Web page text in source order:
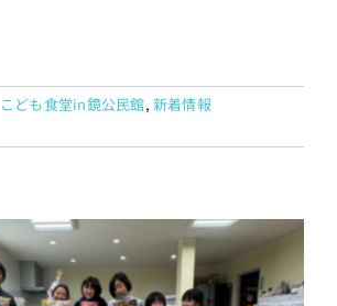
こども食堂in鏡公民館,新着情報